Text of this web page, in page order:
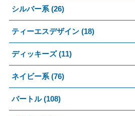
シルバー系 (26)
ティーエスデザイン (18)
ディッキーズ (11)
ネイビー系 (76)
バートル (108)